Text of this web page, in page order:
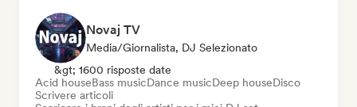
Novaj TV
Media/Giornalista, DJ Selezionato
&gt; 1600 risposte date
Acid houseBass musicDance musicDeep houseDisco
Scrivere articoli